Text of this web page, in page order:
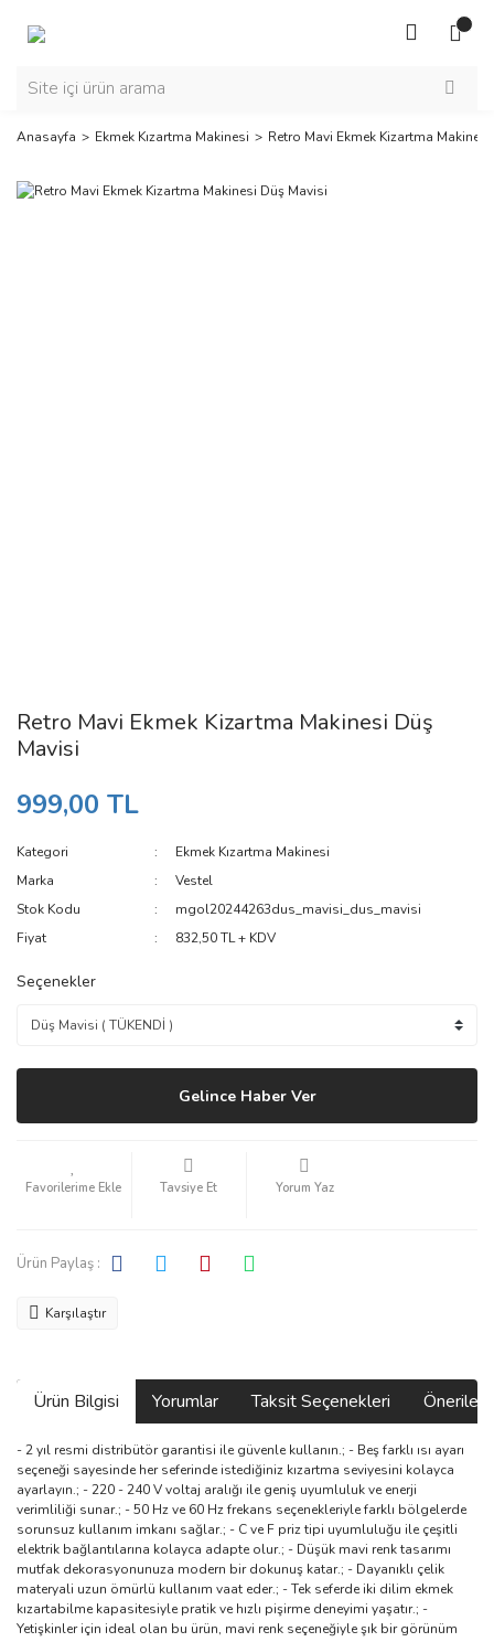
Anasayfa Ekmek Kızartma Makinesi Retro Mavi Ekmek Kizartma
Retro Mavi Ekmek Kizartma Makinesi Düş
Mavisi
999,00 TL
Kategori
Ekmek Kızartma Makinesi
Marka
Vestel
Stok Kodu
mgol20244263dus_mavisi_dus_mavisi
Fiyat
832,50 TL + KDV
Seçenekler
Gelince Haber Ver
Tavsiye Et Yorum Yaz
Ürün Paylaş :
Karşılaştır
Ürün Bilgisi Yorumlar Taksit Seçenekleri
- 2 yıl resmi distribütör garantisi ile güvenle kullanın.; - Beş farklı ısı ayarı
seçeneği sayesinde her seferinde istediğiniz kızartma seviyesini kolayca
ayarlayın.; - 220 - 240 V voltaj aralığı ile geniş uyumluluk ve enerji
verimliliği sunar.; - 50 Hz ve 60 Hz frekans seçenekleriyle farklı bölgelerde
sorunsuz kullanım imkanı sağlar.; - C ve F priz tipi uyumluluğu ile çeşitli
elektrik bağlantılarına kolayca adapte olur.; - Düşük mavi renk tasarımı
mutfak dekorasyonunuza modern bir dokunuş katar.; - Dayanıklı çelik
materyali uzun ömürlü kullanım vaat eder.; - Tek seferde iki dilim ekmek
kızartabilme kapasitesiyle pratik ve hızlı pişirme deneyimi yaşatır.; -
Yetişkinler için ideal olan bu ürün, mavi renk seçeneğiyle şık bir görünüm